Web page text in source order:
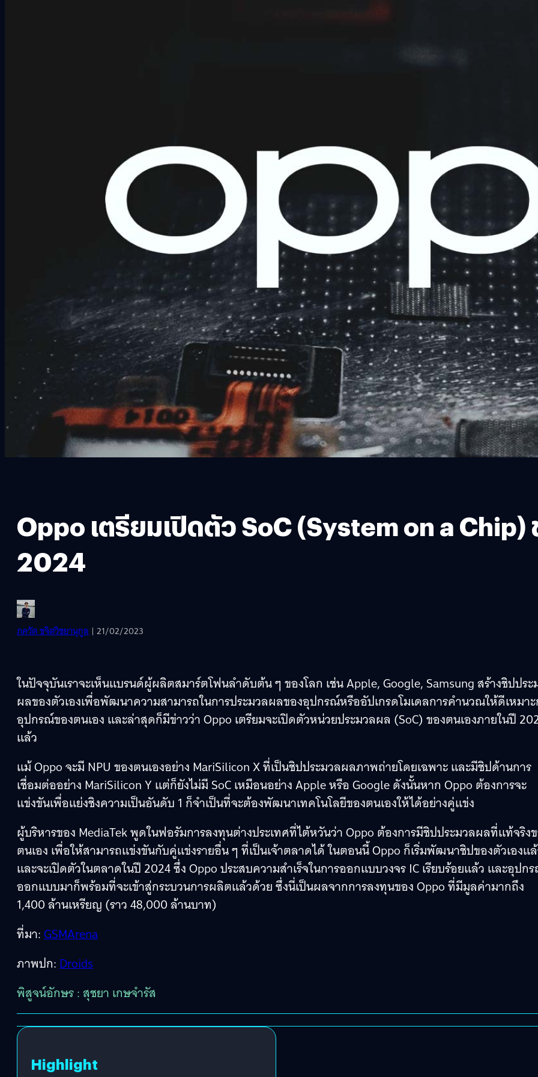
Oppo เตรียมเปิดตัว SoC (System on a
2024
ภควัต ขจิตวิชยานุกูล | 21/02/2023
ในปัจจุบันเราจะเห็นแบรนด์ผู้ผลิตสมาร์ตโฟนลำดับต้น ๆ ของโลก เช่น Apple, Google, Samsung สร้างชิปประ
ผลของตัวเองเพื่อพัฒนาความสามารถในการประมวลผลของอุปกรณ์หรืออัปเกรดโมเดลการคำนวณให้ดีเหมา
อุปกรณ์ของตนเอง และล่าสุดก็มีข่าวว่า Oppo เตรียมจะเปิดตัวหน่วยประมวลผล (SoC) ของตนเองภายในปี
แล้ว
แม้ Oppo จะมี NPU ของตนเองอย่าง MariSilicon X ที่เป็นชิปประมวลผลภาพถ่ายโดยเฉพาะ และมีชิปด้านการ
เชื่อมต่ออย่าง MariSilicon Y แต่ก็ยังไม่มี SoC เหมือนอย่าง Apple หรือ Google ดังนั้นหาก Oppo ต้องการจะ
แข่งขันเพื่อแย่งชิงความเป็นอันดับ 1 ก็จำเป็นที่จะต้องพัฒนาเทคโนโลยีของตนเองให้ได้อย่างคู่แข่ง
ผู้บริหารของ MediaTek พูดในฟอรัมการลงทุนต่างประเทศที่ไต้หวันว่า Oppo ต้องการมีชิปประมวลผลที่แท้จริง
ตนเอง เพื่อให้สามารถแข่งขันกับคู่แข่งรายอื่น ๆ ที่เป็นเจ้าตลาดได้ ในตอนนี้ Oppo ก็เริ่มพัฒนาชิปของตัวเองแ
และจะเปิดตัวในตลาดในปี 2024 ซึ่ง Oppo ประสบความสำเร็จในการออกแบบวงจร IC เรียบร้อยแล้ว และอุปก
ออกแบบมาก็พร้อมที่จะเข้าสู่กระบวนการผลิตแล้วด้วย ซึ่งนี่เป็นผลจากการลงทุนของ Oppo ที่มีมูลค่ามากถึง
1,400 ล้านเหรียญ (ราว 48,000 ล้านบาท)
ที่มา:GSMArena
ภาพปก:Droids
พิสูจน์อักษร : สุชยา เกษจำรัส
Highlight